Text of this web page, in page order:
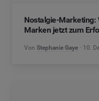
Nostalgie-Marketing:
Marken jetzt zum
Von Stephanie Gaye 10.